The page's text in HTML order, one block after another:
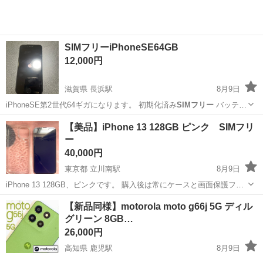
SIMフリーiPhoneSE64GB
12,000円
滋賀県 長浜駅
8月9日
iPhoneSE第2世代64ギガになります。 初期化済みSIMフリーバッテリ
ーは純正外になります
滋賀 長浜市 長浜駅
【美品】iPhone 13 128GB ピンク SIMフリ
ー
40,000円
東京都 立川南駅
8月9日
iPhone 13 128GB、ピンクです。 購入後は常にケースと画面保護フィ
ルムを使用していたため、比較的きれいな状態です。 ・動作確認済
み、通常使用に問題ありません ・容量：128GB ・カラー：ピンク ・
バッテリー...
東京 立川市 立川南駅
【新品同様】motorola moto g66j 5G ディル
グリーン 8GB…
26,000円
高知県 鹿児駅
8月9日